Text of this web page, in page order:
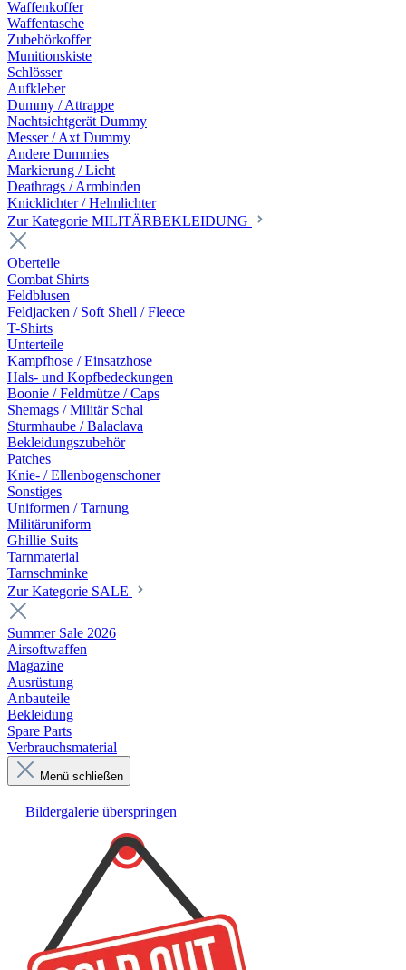
Waffenkoffer
Waffentasche
Zubehörkoffer
Munitionskiste
Schlösser
Aufkleber
Dummy / Attrappe
Nachtsichtgerät Dummy
Messer / Axt Dummy
Andere Dummies
Markierung / Licht
Deathrags / Armbinden
Knicklichter / Helmlichter
Zur Kategorie MILITÄRBEKLEIDUNG
Oberteile
Combat Shirts
Feldblusen
Feldjacken / Soft Shell / Fleece
T-Shirts
Unterteile
Kampfhose / Einsatzhose
Hals- und Kopfbedeckungen
Boonie / Feldmütze / Caps
Shemags / Militär Schal
Sturmhaube / Balaclava
Bekleidungszubehör
Patches
Knie- / Ellenbogenschoner
Sonstiges
Uniformen / Tarnung
Militäruniform
Ghillie Suits
Tarnmaterial
Tarnschminke
Zur Kategorie SALE
Summer Sale 2026
Airsoftwaffen
Magazine
Ausrüstung
Anbauteile
Bekleidung
Spare Parts
Verbrauchsmaterial
Menü schließen
Bildergalerie überspringen